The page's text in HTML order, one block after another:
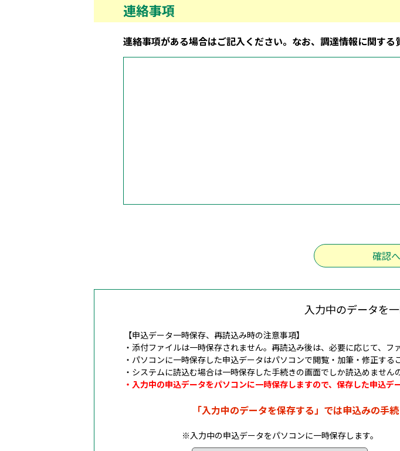
連絡事項
連絡事項がある場合はご記入ください。なお、調達情報に関する
入力中のデータを
【申込データ一時保存、再読込み時の注意事項】
・添付ファイルは一時保存されません。再読込み後は、必要に応じて、フ
・パソコンに一時保存した申込データはパソコンで閲覧・加筆・修正する
・システムに読込む場合は一時保存した手続きの画面でしか読込めません
・入力中の申込データをパソコンに一時保存しますので、保存した申込デ
「入力中のデータを保存する」では申込みの手
※入力中の申込データをパソコンに一時保存します。